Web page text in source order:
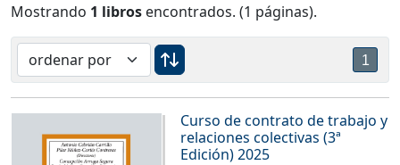
Mostrando 1 libros encontrados. (1 páginas).
1
Curso de contrato de trabajo y
relaciones colectivas (3ª
Edición) 2025